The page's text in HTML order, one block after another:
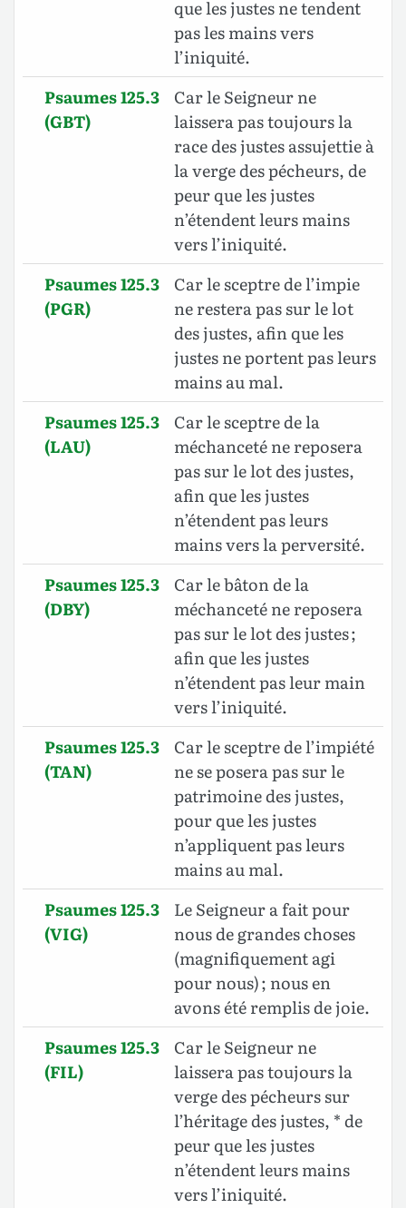
que les justes ne tendent
pas les mains vers
l’iniquité.
Psaumes 125.3
(GBT)
Car le Seigneur ne
laissera pas toujours la
race des justes assujettie à
la verge des pécheurs, de
peur que les justes
n’étendent leurs mains
vers l’iniquité.
Psaumes 125.3
(PGR)
Car le sceptre de l’impie
ne restera pas sur le lot
des justes, afin que les
justes ne portent pas leurs
mains au mal.
Psaumes 125.3
(LAU)
Car le sceptre de la
méchanceté ne reposera
pas sur le lot des justes,
afin que les justes
n’étendent pas leurs
mains vers la perversité.
Psaumes 125.3
(DBY)
Car le bâton de la
méchanceté ne reposera
pas sur le lot des justes ;
afin que les justes
n’étendent pas leur main
vers l’iniquité.
Psaumes 125.3
(TAN)
Car le sceptre de l’impiété
ne se posera pas sur le
patrimoine des justes,
pour que les justes
n’appliquent pas leurs
mains au mal.
Psaumes 125.3
(VIG)
Le Seigneur a fait pour
nous de grandes choses
(magnifiquement agi
pour nous) ; nous en
avons été remplis de joie.
Psaumes 125.3
(FIL)
Car le Seigneur ne
laissera pas toujours la
verge des pécheurs sur
l’héritage des justes, * de
peur que les justes
n’étendent leurs mains
vers l’iniquité.